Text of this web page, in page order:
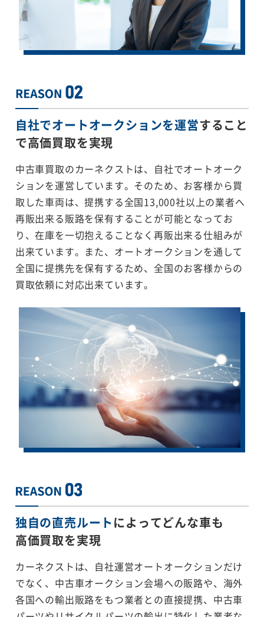
自社でオートオークションを運営すること
で高価買取を実現
中古車買取のカーネクストは、自社でオートオーク
ションを運営しています。そのため、お客様から買
取した車両は、提携する全国13,000社以上の業者へ
再販出来る販路を保有することが可能となってお
り、在庫を一切抱えることなく再販出来る仕組みが
出来ています。また、オートオークションを通して
全国に提携先を保有するため、全国のお客様からの
買取依頼に対応出来ています。
独自の直売ルートによってどんな車も
高価買取を実現
カーネクストは、自社運営オートオークションだけ
でなく、中古車オークション会場への販路や、海外
各国への輸出販路をもつ業者との直接提携、中古車